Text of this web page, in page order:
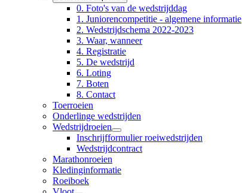
0. Foto's van de wedstrijddag
1. Juniorencompetitie - algemene informatie
2. Wedstrijdschema 2022-2023
3. Waar, wanneer
4. Registratie
5. De wedstrijd
6. Loting
7. Boten
8. Contact
Toerroeien
Onderlinge wedstrijden
Wedstrijdroeien
Inschrijfformulier roeiwedstrijden
Wedstrijdcontract
Marathonroeien
Kledinginformatie
Roeiboek